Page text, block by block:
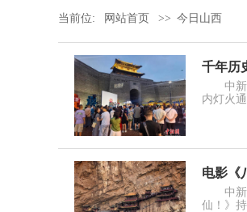
当前位: 网站首页 >> 今日山西
千年历
中新网
内灯火
电影《
中新社
仙！》